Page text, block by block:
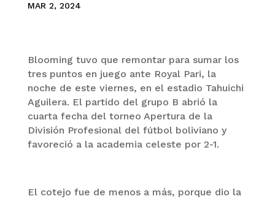
MAR 2, 2024
Blooming tuvo que remontar para sumar los
tres puntos en juego ante Royal Pari, la
noche de este viernes, en el estadio Tahuichi
Aguilera. El partido del grupo B abrió la
cuarta fecha del torneo Apertura de la
División Profesional del fútbol boliviano y
favoreció a la academia celeste por 2-1.
El cotejo fue de menos a más, porque dio la